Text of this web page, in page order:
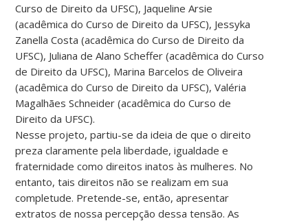
Curso de Direito da UFSC), Jaqueline Arsie
(acadêmica do Curso de Direito da UFSC), Jessyka
Zanella Costa (acadêmica do Curso de Direito da
UFSC), Juliana de Alano Scheffer (acadêmica do Curso
de Direito da UFSC), Marina Barcelos de Oliveira
(acadêmica do Curso de Direito da UFSC), Valéria
Magalhães Schneider (acadêmica do Curso de
Direito da UFSC).
Nesse projeto, partiu-se da ideia de que o direito
preza claramente pela liberdade, igualdade e
fraternidade como direitos inatos às mulheres. No
entanto, tais direitos não se realizam em sua
completude. Pretende-se, então, apresentar
extratos de nossa percepção dessa tensão. As